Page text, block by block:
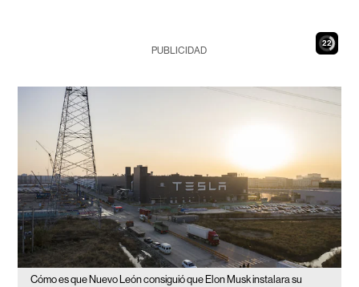
21
PUBLICIDAD
Cómo es que Nuevo León consiguió que Elon Musk instalara su